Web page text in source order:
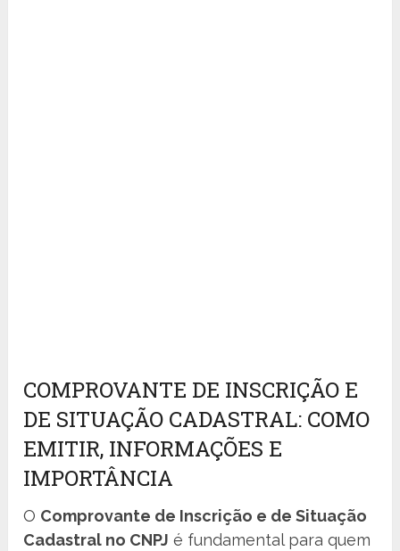
COMPROVANTE DE INSCRIÇÃO E
DE SITUAÇÃO CADASTRAL: COMO
EMITIR, INFORMAÇÕES E
IMPORTÂNCIA
O Comprovante de Inscrição e de Situação
Cadastral no CNPJ é fundamental para quem